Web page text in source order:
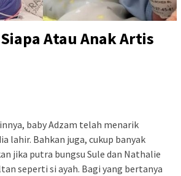
Atau Anak Artis
baby Adzam telah menarik
lahir. Bahkan juga, cukup banyak
jika putra bungsu Sule dan Nathalie
seperti si ayah. Bagi yang bertanya